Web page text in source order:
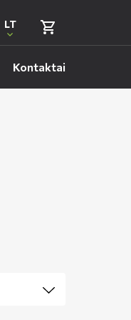
LT
Kontaktai